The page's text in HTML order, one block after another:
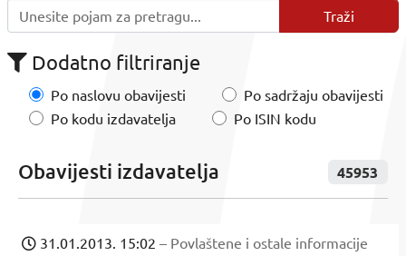
Dodatno filtriranje
Po naslovu obavijesti
Po sadržaju obavijesti
Po kodu izdavatelja
Po ISIN kodu
Obavijesti izdavatelja 45953
31.01.2013. 15:02 – Povlaštene i ostale informacije